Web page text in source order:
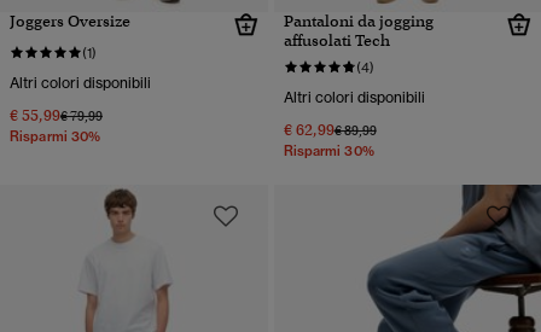
Joggers Oversize
(1)
Altri colori disponibili
€ 55,99Prezzo ridotto da
€ 79,99a
Risparmi 30%
Pantaloni da jogging
affusolati Tech
(4)
Altri colori disponibili
€ 62,99Prezzo ridotto da
€ 89,99a
Risparmi 30%